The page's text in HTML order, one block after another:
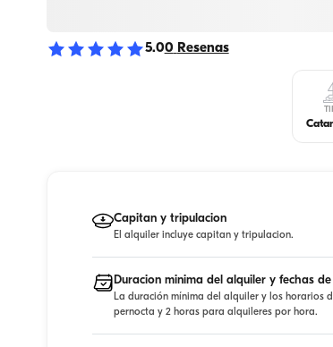
5.00 Resenas
Capitan y tripulacion
El alquiler incluye capitan y tripulacion.
Duracion minima del alquiler y fechas
La duración mínima del alquiler y los horarios
pernocta y 2 horas para alquileres por hora.